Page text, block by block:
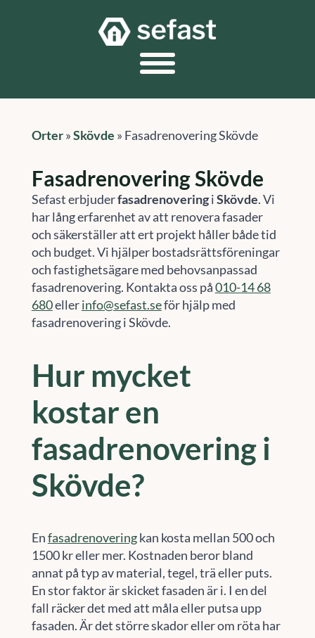
Orter»Skövde » Fasadrenovering Skövde
Fasadrenovering Skövde
Sefast erbjuderfasadrenoveringiSkövde. Vi
har lång erfarenhet av att renovera fasader
och säkerställer att ert projekt håller både tid
och budget. Vi hjälper bostadsrättsföreningar
och fastighetsägare med behovsanpassad
fasadrenovering. Kontakta oss på010-14 68
680ellerinfo@sefast.seför hjälp med
fasadrenovering i Skövde.
Hur mycket
kostar en
fasadrenovering i
Skövde?
Enfasadrenoveringkan kosta mellan 500 och
1500 kr eller mer. Kostnaden beror bland
annat på typ av material, tegel, trä eller puts.
En stor faktor är skicket fasaden är i. I en del
fall räcker det med att måla eller putsa upp
fasaden. Är det större skador eller om röta har